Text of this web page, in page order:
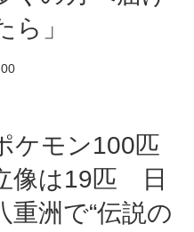
ら」
ケモン100匹
像は19匹 日
重洲で“伝説の